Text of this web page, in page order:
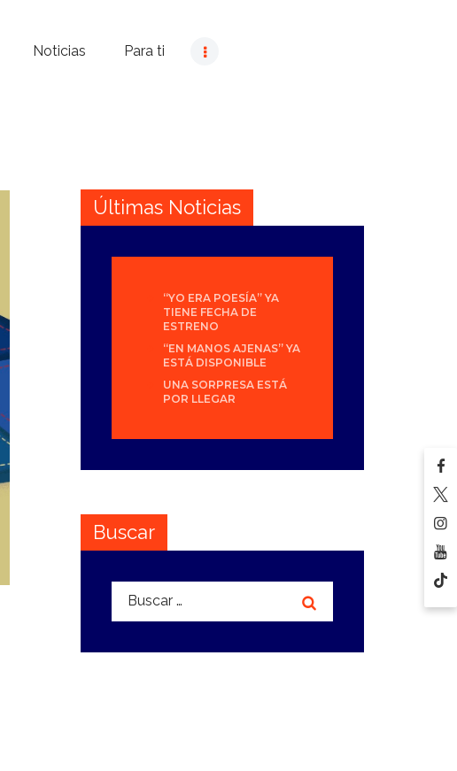
Noticias Para ti
Últimas Noticias
“YO ERA POESÍA” YA
TIENE FECHA DE
ESTRENO
“EN MANOS AJENAS” YA
ESTÁ DISPONIBLE
UNA SORPRESA ESTÁ
POR LLEGAR
Buscar
Buscar: